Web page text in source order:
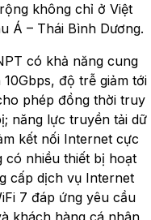
không chỉ ở Việt
Á – Thái Bình Dương.
có khả năng cung
độ trễ giảm tới
phép đồng thời truy
năng lực truyền tải dữ
kết nối Internet cực
có nhiều thiết bị hoạt
cấp dịch vụ Internet
7 đáp ứng yêu cầu
khách hàng cá nhân